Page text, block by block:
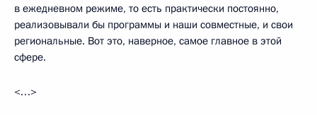
в ежедневном режиме, то есть практически постоянно,
реализовывали бы программы и наши совместные, и свои
региональные. Вот это, наверное, самое главное в этой
сфере.
<…>